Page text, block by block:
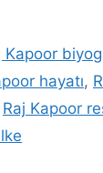
Kapoor
hayatı,
Raj Kapoor